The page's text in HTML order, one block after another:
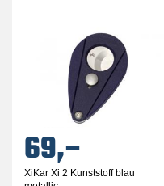
69,–
XiKar Xi 2 Kunststoff blau